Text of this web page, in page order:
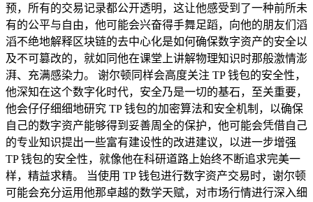
预，所有的交易记录都公开透明，这让他感受到了一种前所未
有的公平与自由，他可能会兴奋得手舞足蹈，向他的朋友们滔
滔不绝地解释区块链的去中心化是如何确保数字资产的安全以
及不可篡改的，就如同他在课堂上讲解物理知识时那般激情澎
湃、充满感染力。 谢尔顿同样会高度关注 TP 钱包的安全性，
他深知在这个数字化时代，安全乃是一切的基石，至关重要，
他会仔仔细细地研究 TP 钱包的加密算法和安全机制，以确保
自己的数字资产能够得到妥善周全的保护，他可能会凭借自己
的专业知识提出一些富有建设性的改进建议，以进一步增强
TP 钱包的安全性，就像他在科研道路上始终不断追求完美一
样，精益求精。 当使用 TP 钱包进行数字资产交易时，谢尔顿
可能会充分运用他那卓越的数学天赋，对市场行情进行深入细